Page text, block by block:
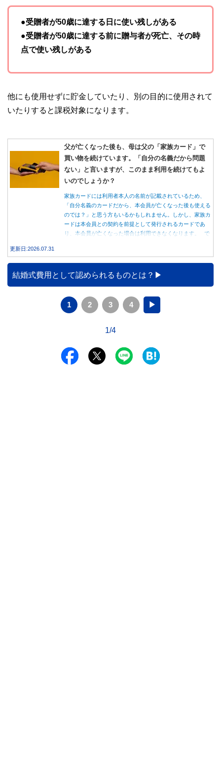
●受贈者が50歳に達する日に使い残しがある
●受贈者が50歳に達する前に贈与者が死亡、その時
点で使い残しがある
他にも使用せずに貯金していたり、別の目的に使用されて
いたりすると課税対象になります。
父が亡くなった後も、母は父の「家族カード」で
買い物を続けています。「自分の名義だから問題
ない」と言いますが、このまま利用を続けてもよ
いのでしょうか？
家族カードには利用者本人の名前が記載されているため、
「自分名義のカードだから、本会員が亡くなった後も使える
のでは？」と思う方もいるかもしれません。しかし、家族カ
ードは本会員との契約を前提として発行されるカードであ
り、本会員が亡くなった場合は利用できなくなります。 で
族が行うべき手続きについて分かりやすく解説します。
更新日:2026.07.31
結婚式費用として認められるものとは？
1 2 3 4 ▶
1/4